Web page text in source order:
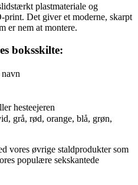
plastmateriale og
Det giver et moderne, skarpt
er nem at montere.
boksskilte:
hesteejeren
grå, rød, orange, blå, grøn,
vores øvrige staldprodukter som
populære sekskantede